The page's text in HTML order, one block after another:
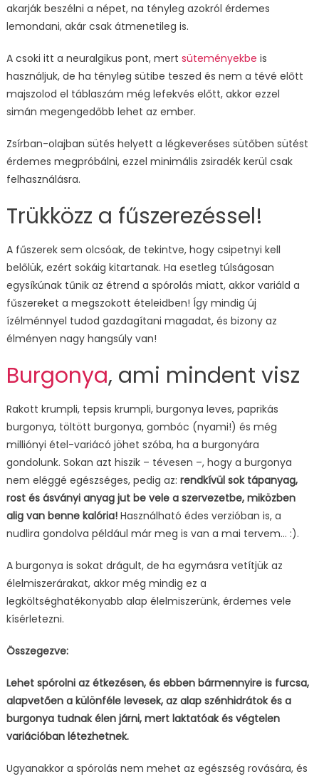
akarják beszélni a népet, na tényleg azokról érdemes
lemondani, akár csak átmenetileg is.
A csoki itt a neuralgikus pont, mert süteményekbe is
használjuk, de ha tényleg sütibe teszed és nem a tévé előtt
majszolod el táblaszám még lefekvés előtt, akkor ezzel
simán megengedőbb lehet az ember.
Zsírban-olajban sütés helyett a légkeveréses sütőben sütést
érdemes megpróbálni, ezzel minimális zsiradék kerül csak
felhasználásra.
Trükközz a fűszerezéssel!
A fűszerek sem olcsóak, de tekintve, hogy csipetnyi kell
belőlük, ezért sokáig kitartanak. Ha esetleg túlságosan
egysíkúnak tűnik az étrend a spórolás miatt, akkor variáld a
fűszereket a megszokott ételeidben! Így mindig új
ízélménnyel tudod gazdagítani magadat, és bizony az
élményen nagy hangsúly van!
Burgonya, ami mindent visz
Rakott krumpli, tepsis krumpli, burgonya leves, paprikás
burgonya, töltött burgonya, gombóc (nyami!) és még
milliónyi étel-variácó jöhet szóba, ha a burgonyára
gondolunk. Sokan azt hiszik – tévesen –, hogy a burgonya
nem eléggé egészséges, pedig az: rendkívül sok tápanyag,
rost és ásványi anyag jut be vele a szervezetbe, miközben
alig van benne kalória! Használható édes verzióban is, a
nudlira gondolva például már meg is van a mai tervem… :).
A burgonya is sokat drágult, de ha egymásra vetítjük az
élelmiszerárakat, akkor még mindig ez a
legköltséghatékonyabb alap élelmiszerünk, érdemes vele
kísérletezni.
Összegezve:
Lehet spórolni az étkezésen, és ebben bármennyire is furcsa,
alapvetően a különféle levesek, az alap szénhidrátok és a
burgonya tudnak élen járni, mert laktatóak és végtelen
variációban létezhetnek.
Ugyanakkor a spórolás nem mehet az egészség rovására, és